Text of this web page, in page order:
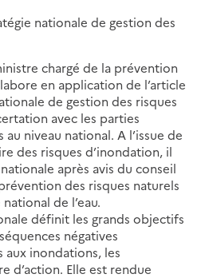
nationale de gestion des
chargé de la prévention
en application de l’article
de gestion des risques
avec les parties
niveau national. A l’issue de
des risques d’inondation, il
après avis du conseil
des risques naturels
de l’eau.
définit les grands objectifs
négatives
aux inondations, les
d’action. Elle est rendue